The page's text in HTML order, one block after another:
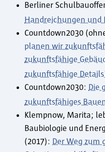
Berliner
Handreichungen und
Countdown2030
planen wir
zukunftsfähige
zukunftsfähige
Countdown2030: Die
zukunftsfähiges
Klempnow, Marita;
Baubiologie und
(2017): Der Weg zum